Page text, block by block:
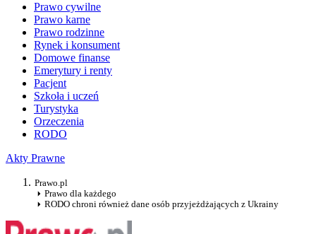
Prawo cywilne
Prawo karne
Prawo rodzinne
Rynek i konsument
Domowe finanse
Emerytury i renty
Pacjent
Szkoła i uczeń
Turystyka
Orzeczenia
RODO
Akty Prawne
Prawo.pl
Prawo dla każdego
RODO chroni również dane osób przyjeżdżających z Ukrainy